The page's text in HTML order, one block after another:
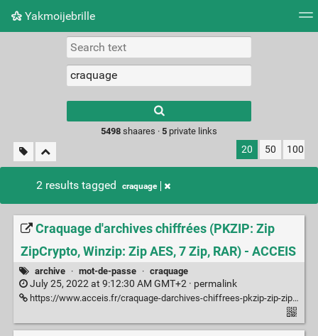
Yakmoijebrille
Picture wall
results.
5498shaares · 5private links
20 50 100
2 results tagged craquage
Craquage d'archives chiffrées (PKZIP: Zip
ZipCrypto, Winzip: Zip AES, 7 Zip, RAR) - ACCEIS
archive · mot-de-passe · craquage
July 25, 2022 at 9:12:30 AM GMT+2 · permalink
https://www.acceis.fr/craquage-darchives-chiffrees-pkzip-zip-zipcrypto-winzip-zip-aes-7-zip-rar/